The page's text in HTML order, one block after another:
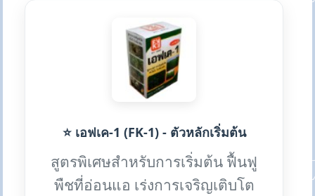
⭐ เอฟเค-1 (FK-1) - ตัวหลักเริ่มต้น
สูตรพิเศษสำหรับการเริ่มต้น ฟื้นฟู
พืชที่อ่อนแอ เร่งการเจริญเติบโต